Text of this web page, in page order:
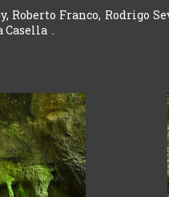
Franco, Rodrigo
Casella .